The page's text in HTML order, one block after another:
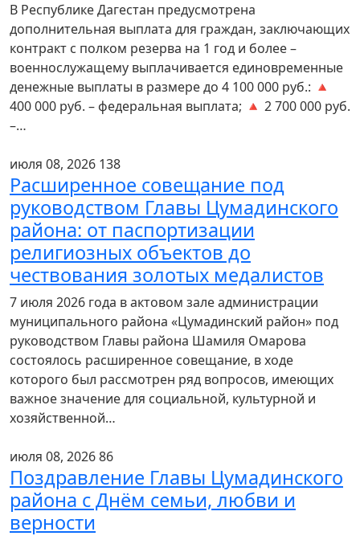
В Республике Дагестан предусмотрена
дополнительная выплата для граждан, заключающих
контракт с полком резерва на 1 год и более –
военнослужащему выплачивается единовременные
денежные выплаты в размере до 4 100 000 руб.: 🔺
400 000 руб. – федеральная выплата; 🔺 2 700 000 руб.
–…
июля 08, 2026 138
Расширенное совещание под
руководством Главы Цумадинского
района: от паспортизации
религиозных объектов до
чествования золотых медалистов
7 июля 2026 года в актовом зале администрации
муниципального района «Цумадинский район» под
руководством Главы района Шамиля Омарова
состоялось расширенное совещание, в ходе
которого был рассмотрен ряд вопросов, имеющих
важное значение для социальной, культурной и
хозяйственной…
июля 08, 202686
Поздравление Главы Цумадинского
района с Днём семьи, любви и
верности